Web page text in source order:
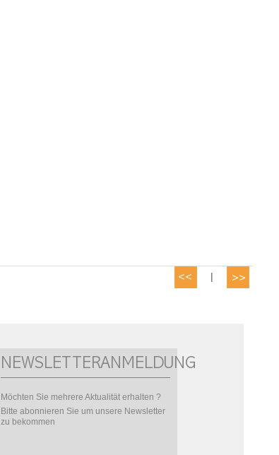
|
NEWSLETTERANMELDUNG
Möchten Sie mehrere Aktualität erhalten ?
Bitte abonnieren Sie um unsere Newsletter
zu bekommen